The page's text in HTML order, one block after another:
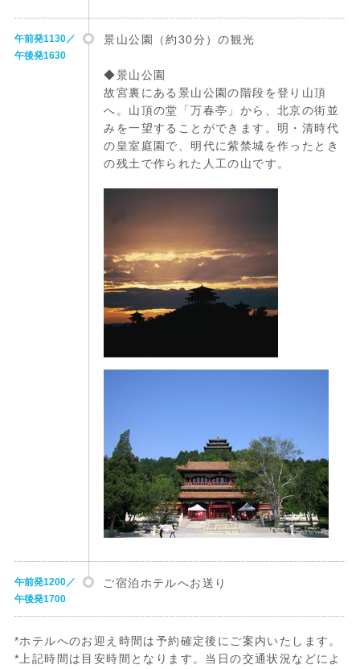
午前発1130／
午後発1630
景山公園（約30分）の観光
◆景山公園
故宮裏にある景山公園の階段を登り山頂
へ。山頂の堂「万春亭」から、北京の街並
みを一望することができます。明・清時代
の皇室庭園で、明代に紫禁城を作ったとき
の残土で作られた人工の山です。
午前発1200／
午後発1700
ご宿泊ホテルへお送り
*ホテルへのお迎え時間は予約確定後にご案内いたします。
*上記時間は目安時間となります。当日の交通状況などによ